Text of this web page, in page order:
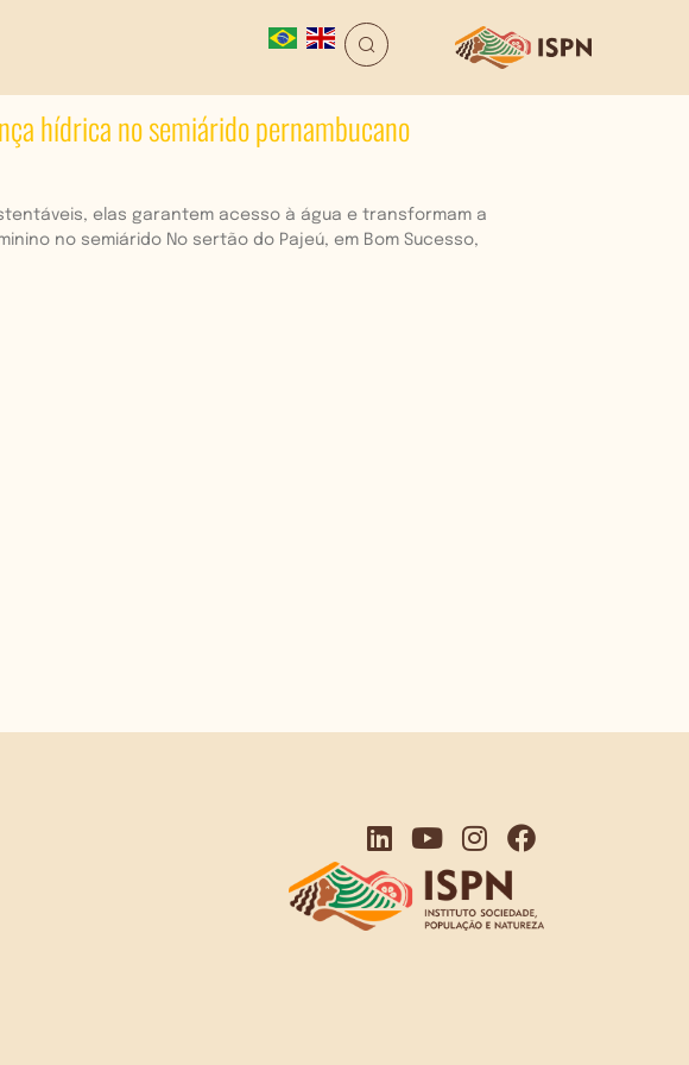
hídrica no semiárido pernambucano
elas garantem acesso à água e transformam a
no semiárido No sertão do Pajeú, em Bom Sucesso,